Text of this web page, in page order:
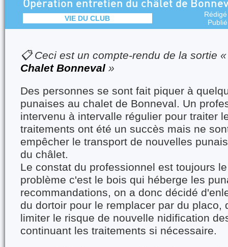
Opération entretien du châlet de
VIE DU CLUB
📋 Ceci est un compte-rendu de la sortie
Chalet Bonneval »
Des personnes se sont fait piquer à
punaises au chalet de Bonneval. Un
intervenu à intervalle régulier pour traiter
traitements ont été un succès mais ne
empêcher le transport de nouvelles
du châlet.
Le constat du professionnel est toujours
problème c'est le bois qui héberge les
recommandations, on a donc décidé
du dortoir pour le remplacer par du placo,
limiter le risque de nouvelle nidification
continuant les traitements si nécessaire.